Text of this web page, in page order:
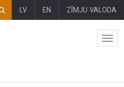
LV EN ZĪMJU VALODA